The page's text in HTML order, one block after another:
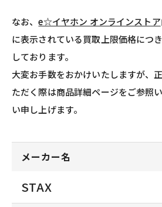
なお、e☆イヤホン オンラインストア
に表示されている買取上限価格につ
しております。
大変お手数をおかけいたしますが、
ただく際は商品詳細ページをご参照
い申し上げます。
メーカー名
STAX